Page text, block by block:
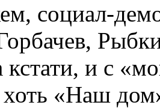
социал-
кстати, и с
«Наш